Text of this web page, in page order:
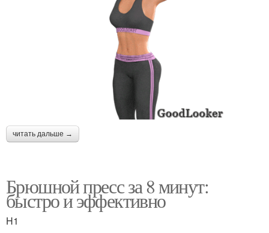
читать дальше →
Брюшной пресс за 8 минут:
быстро и эффективно
H1